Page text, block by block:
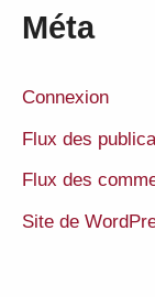
Méta
Connexion
Flux des
Flux des
Site de